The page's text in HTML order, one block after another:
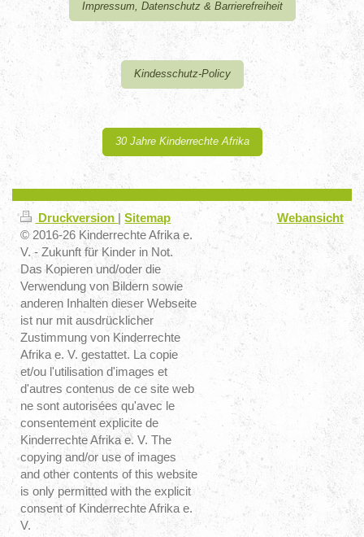
Impressum, Datenschutz & Barrierefreiheit
Kindesschutz-Policy
30 Jahre Kinderrechte Afrika
Druckversion | Sitemap
© 2016-26 Kinderrechte Afrika e.
V. - Zukunft für Kinder in Not.
Das Kopieren und/oder die
Verwendung von Bildern sowie
anderen Inhalten dieser Webseite
ist nur mit ausdrücklicher
Zustimmung von Kinderrechte
Afrika e. V. gestattet. La copie
et/ou l'utilisation d'images et
d'autres contenus de ce site web
ne sont autorisées qu'avec le
consentement explicite de
Kinderrechte Afrika e. V. The
copying and/or use of images
and other contents of this website
is only permitted with the explicit
consent of Kinderrechte Afrika e.
V.
Webansicht